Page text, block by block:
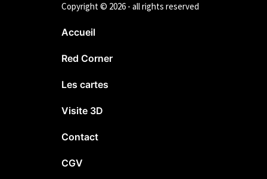
Copyright © 2026 - all rights reserved
Accueil
Red Corner
Les cartes
Visite 3D
Contact
CGV